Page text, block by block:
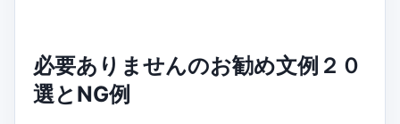
必要ありませんのお勧め文例２０
選とNG例